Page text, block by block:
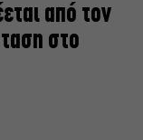
από τον
στο